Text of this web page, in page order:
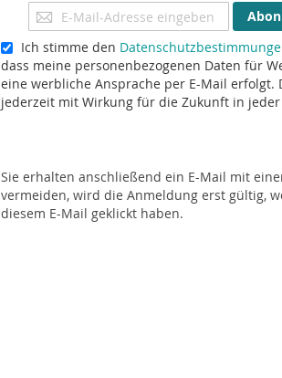
Anmeldung
zum
Newsletter:
Ich stimme den
dass meine personenbezogenen Daten für
eine werbliche Ansprache per E-Mail
jederzeit mit Wirkung für die Zukunft in
Sie erhalten anschließend ein E-Mail mit
vermeiden, wird die Anmeldung erst gültig,
diesem E-Mail geklickt haben.